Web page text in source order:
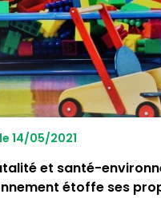
14/05/2021
et santé-
étoffe ses